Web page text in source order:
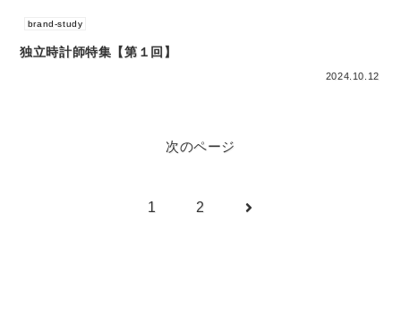
brand-study
独立時計師特集【第１回】
2024.10.12
次のページ
1 2 次